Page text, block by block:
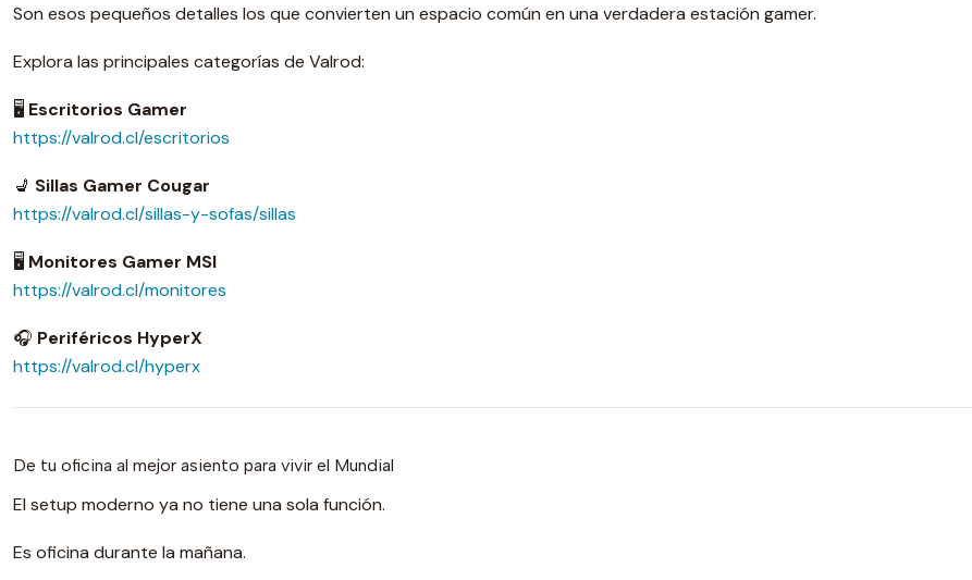
Son esos pequeños detalles los que convierten un espacio común en una verdadera estación gamer.
Explora las principales categorías de Valrod:
🖥️ Escritorios Gamer
https://valrod.cl/escritorios
💺 Sillas Gamer Cougar
https://valrod.cl/sillas-y-sofas/sillas
🖥️ Monitores Gamer MSI
https://valrod.cl/monitores
🎧 Periféricos HyperX
https://valrod.cl/hyperx
De tu oficina al mejor asiento para vivir el Mundial
El setup moderno ya no tiene una sola función.
Es oficina durante la mañana.